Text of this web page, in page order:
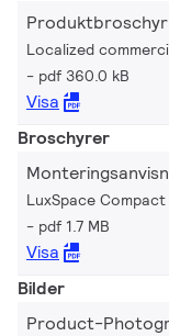
Produktbroschyr
Localized
pdf 360.0 kB
Visa
Broschyrer
LuxSpace
pdf 1.7 MB
Visa
Bilder
Product-